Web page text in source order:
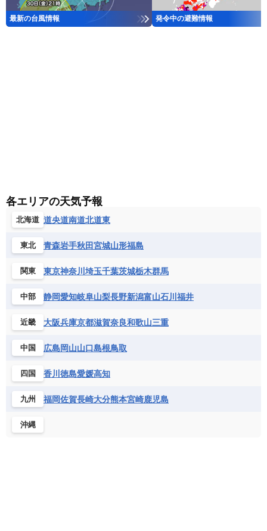
最新の台風情報 発令中の避難情報
各エリアの天気予報
北海道 道央道南道北道東
東北 青森岩手秋田宮城山形福島
関東 東京神奈川 埼玉千葉茨城栃木群馬
中部 静岡愛知岐阜山梨長野新潟富山石川 福井
近畿 大阪兵庫京都滋賀奈良和歌山三重
中国 広島岡山山口島根鳥取
四国 香川 徳島愛媛高知
九州 福岡佐賀長崎大分熊本宮崎鹿児島
沖縄